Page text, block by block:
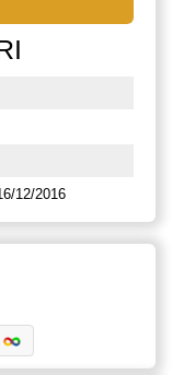
12/2016